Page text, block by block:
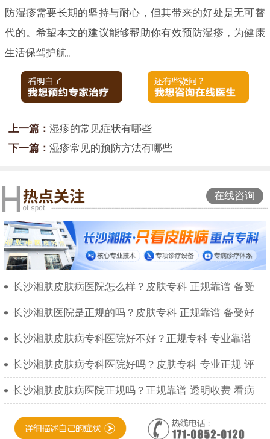
防湿疹需要长期的坚持与耐心，但其带来的好处是无可替
代的。希望本文的建议能够帮助你有效预防湿疹，为健康
生活保驾护航。
上一篇： 湿疹的常见症状有哪些
下一篇： 湿疹常见的预防方法有哪些
在线咨询
长沙湘肤皮肤病医院怎么样？皮肤专科 正规靠谱 备受
长沙湘肤医院是正规的吗？皮肤专科 正规靠谱 备受好
长沙湘肤皮肤病专科医院好不好？正规专科 专业靠谱
长沙湘肤皮肤病专科医院好吗？皮肤专科 专业正规 评
长沙湘肤皮肤病医院正规吗？正规靠谱 透明收费 看病